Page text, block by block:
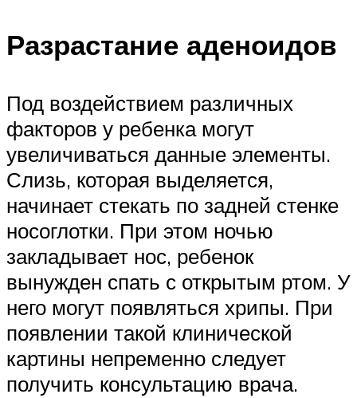
Разрастание аденоидов
Под воздействием различных
факторов у ребенка могут
увеличиваться данные элементы.
Слизь, которая выделяется,
начинает стекать по задней стенке
носоглотки. При этом ночью
закладывает нос, ребенок
вынужден спать с открытым ртом. У
него могут появляться хрипы. При
появлении такой клинической
картины непременно следует
получить консультацию врача.